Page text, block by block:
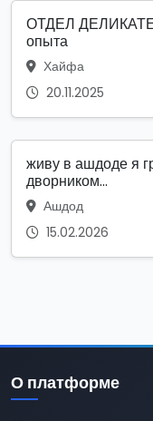
ОТДЕЛ
опыта
Хайфа
20.11.2025
живу в ашдоде я
дворником...
Ашдод
15.02.2026
О платформе